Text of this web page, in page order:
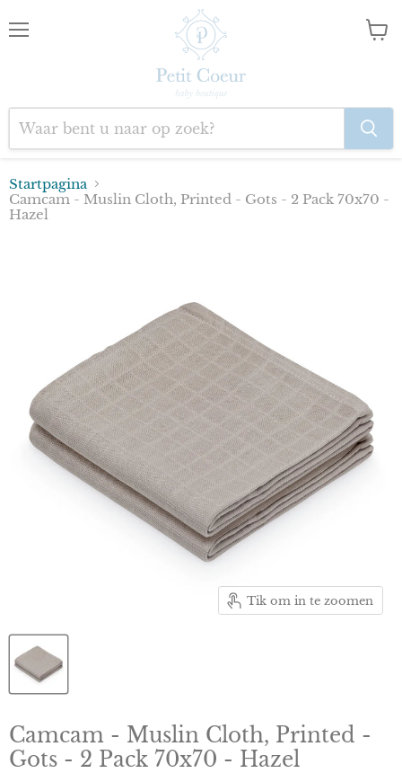
Startpagina
Camcam - Muslin Cloth, Printed - Gots - 2 Pack 70x70 -
Hazel
Tik om in te zoomen
Camcam - Muslin Cloth, Printed -
Gots - 2 Pack 70x70 - Hazel